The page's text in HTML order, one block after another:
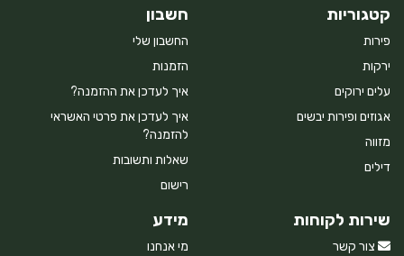
קטגוריות
פירות
ירקות
עלים ירוקים
אגוזים ופירות יבשים
מזווה
דילים
חשבון
החשבון שלי
הזמנות
איך לעדכן את ההזמנה?
איך לעדכן את פרטי האשראי
להזמנה?
שאלות ותשובות
רישום
שירות לקוחות
צור קשר
מידע
מי אנחנו